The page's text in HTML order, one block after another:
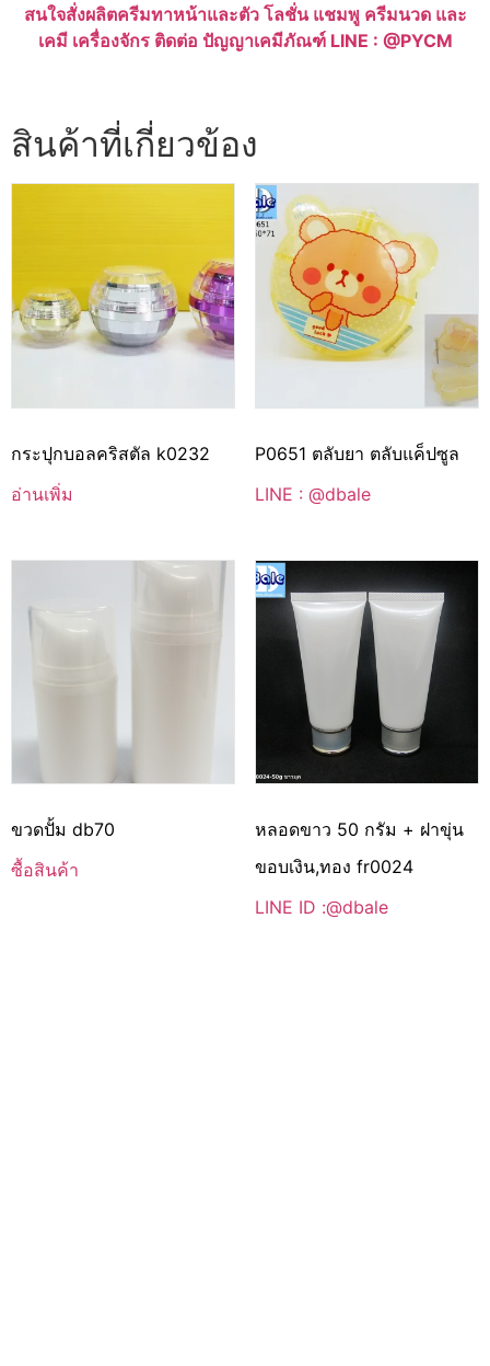
สนใจสั่งผลิตครีมทาหน้าและตัว โลชั่น แชมพู ครีมนวด และ
เคมี เครื่องจักร ติดต่อ ปัญญาเคมีภัณฑ์ LINE : @PYCM
สินค้าที่เกี่ยวข้อง
กระปุกบอลคริสตัล k0232
อ่านเพิ่ม
P0651 ตลับยา ตลับแค็ปซูล
LINE : @dbale
ขวดปั้ม db70
ซื้อสินค้า
หลอดขาว 50 กรัม + ฝาขุ่น
ขอบเงิน,ทอง fr0024
LINE ID :@dbale